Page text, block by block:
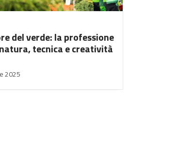
del verde: la professione
tecnica e creatività
2025